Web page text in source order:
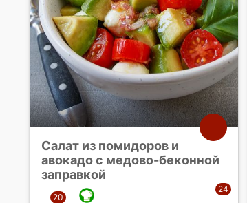
Салат из помидоров и
авокадо с медово-беконной
заправкой